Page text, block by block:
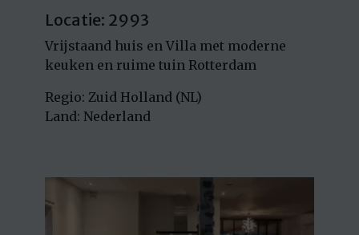
Locatie: 2993
Vrijstaand huis en Villa met moderne
keuken en ruime tuin Rotterdam
Regio: Zuid Holland (NL)
Land: Nederland